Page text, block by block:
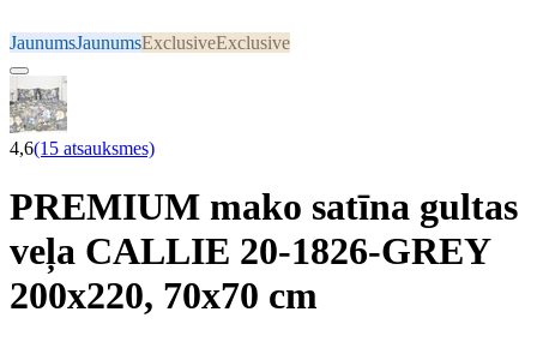
JaunumsJaunumsExclusiveExclusive
4,6(15 atsauksmes)
PREMIUM mako satīna gultas
veļa CALLIE 20-1826-GREY
200x220, 70x70 cm